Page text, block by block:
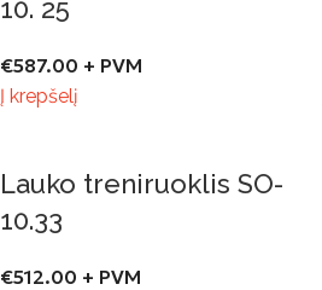
10. 25
€587.00 + PVM
Į krepšelį
Lauko treniruoklis SO-
10.33
€512.00 + PVM